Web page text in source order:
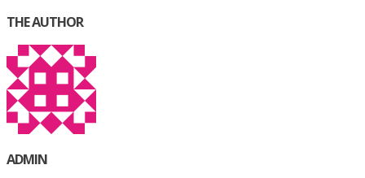
THE AUTHOR
ADMIN